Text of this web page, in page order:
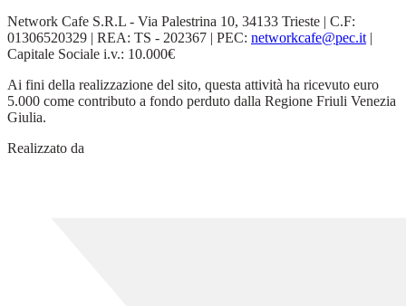
Network Cafe S.R.L - Via Palestrina 10, 34133 Trieste | C.F:
01306520329 | REA: TS - 202367 | PEC: networkcafe@pec.it |
Capitale Sociale i.v.: 10.000€
Ai fini della realizzazione del sito, questa attività ha ricevuto euro
5.000 come contributo a fondo perduto dalla Regione Friuli Venezia
Giulia.
Realizzato da